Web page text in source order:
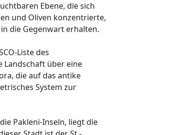
Ebene, die sich
und Oliven konzentrierte,
die Gegenwart erhalten.
Liste des
Landschaft über eine
die auf das antike
System zur
Pakleni-Inseln, liegt die